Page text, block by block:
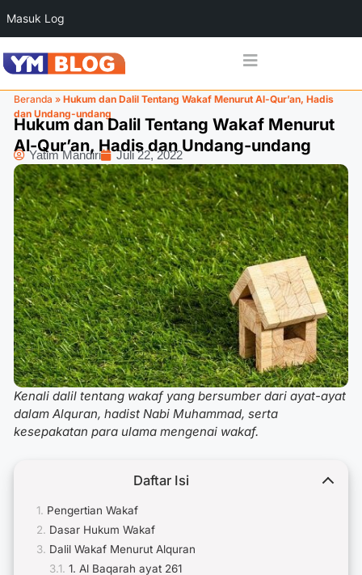
Masuk Log
Beranda » Hukum dan Dalil Tentang Wakaf Menurut Al-Qur’an, Hadis
dan Undang-undang
Hukum dan Dalil Tentang Wakaf Menurut
Al-Qur’an, Hadis dan Undang-undang
Yatim Mandiri Juli 22, 2022
Kenali dalil tentang wakaf yang bersumber dari ayat-ayat
dalam Alquran, hadist Nabi Muhammad, serta
kesepakatan para ulama mengenai wakaf.
Daftar Isi
Pengertian Wakaf
Dasar Hukum Wakaf
Dalil Wakaf Menurut Alquran
1. Al Baqarah ayat 261